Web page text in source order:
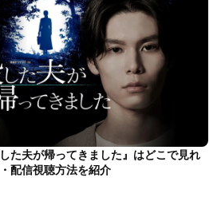
た夫が帰ってきました』はどこで見れ
配信視聴方法を紹介